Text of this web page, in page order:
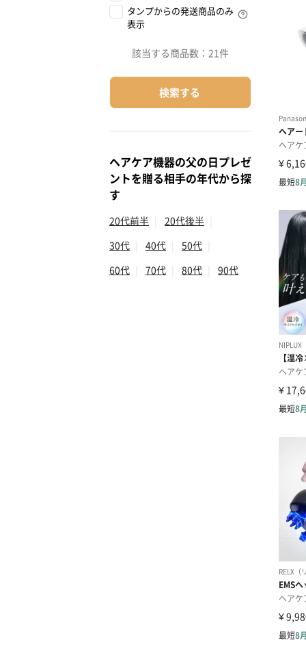
タンプからの発送商品のみ
表示
該当する商品数： 21件
検索する
ヘアケア機器の父の日プレゼ
ントを贈る相手の年代から探
す
20代前半 20代後半
30代
40代 50代
60代
70代 80代 90代